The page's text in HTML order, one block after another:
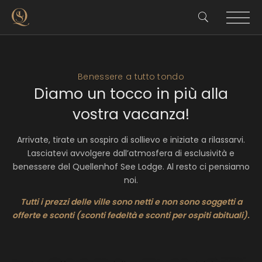
Diamo un tocco in più alla
vostra vacanza!
Benessere a tutto tondo
Arrivate, tirate un sospiro di sollievo e iniziate a rilassarvi.
Lasciatevi avvolgere dall’atmosfera di esclusività e
benessere del Quellenhof See Lodge. Al resto ci pensiamo
noi.
Tutti i prezzi delle ville sono netti e non sono soggetti a
offerte e sconti (sconti fedeltà e sconti per ospiti abituali).